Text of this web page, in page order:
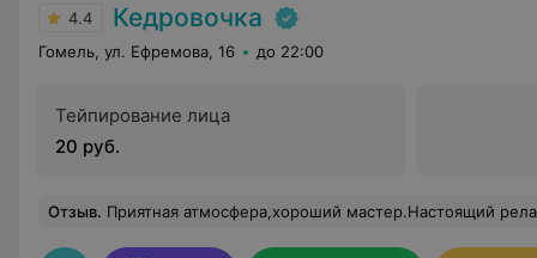
4.4 Кедровочка
Гомель, ул. Ефремова, 16 до 22:00
Тейпирование лица
20 руб.
Отзыв. Приятная атмосфера,хороший мастер.Настоящий релакс:)хоть я из России, но